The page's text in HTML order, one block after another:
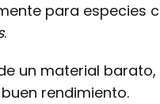
para especies
.
un material
rendimiento.